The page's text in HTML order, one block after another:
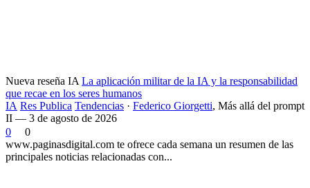
Nueva reseña IA La aplicación militar de la IA y la responsabilidad
que recae en los seres humanos
IA Res Publica Tendencias · Federico Giorgetti, Más allá del prompt
II — 3 de agosto de 2026
0
0
www.paginasdigital.com te ofrece cada semana un resumen de las
principales noticias relacionadas con...